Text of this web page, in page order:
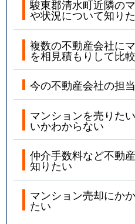
駿東郡清水町近隣の
や状況について知り
複数の不動産会社に
を相見積もりして比
今の不動産会社の担
マンションを売りた
いかわからない
仲介手数料など不動
知りたい
マンション売却にか
たい